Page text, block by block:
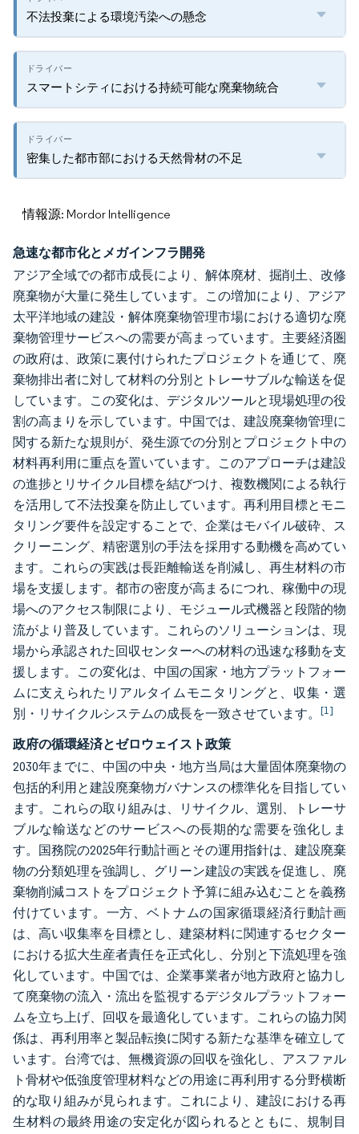
不法投棄による環境汚染への懸念
スマートシティにおける持続可能な廃棄物統合
密集した都市部における天然骨材の不足
情報源: Mordor Intelligence
急速な都市化とメガインフラ開発
アジア全域での都市成長により、解体廃材、掘削土、改修
廃棄物が大量に発生しています。この増加により、アジア
太平洋地域の建設・解体廃棄物管理市場における適切な廃
棄物管理サービスへの需要が高まっています。主要経済圏
の政府は、政策に裏付けられたプロジェクトを通じて、廃
棄物排出者に対して材料の分別とトレーサブルな輸送を促
しています。この変化は、デジタルツールと現場処理の役
割の高まりを示しています。中国では、建設廃棄物管理に
関する新たな規則が、発生源での分別とプロジェクト中の
材料再利用に重点を置いています。このアプローチは建設
の進捗とリサイクル目標を結びつけ、複数機関による執行
を活用して不法投棄を防止しています。再利用目標とモニ
タリング要件を設定することで、企業はモバイル破砕、ス
クリーニング、精密選別の手法を採用する動機を高めてい
ます。これらの実践は長距離輸送を削減し、再生材料の市
場を支援します。都市の密度が高まるにつれ、稼働中の現
場へのアクセス制限により、モジュール式機器と段階的物
流がより普及しています。これらのソリューションは、現
場から承認された回収センターへの材料の迅速な移動を支
援します。この変化は、中国の国家・地方プラットフォー
ムに支えられたリアルタイムモニタリングと、収集・選
別・リサイクルシステムの成長を一致させています。 [1]
政府の循環経済とゼロウェイスト政策
2030年までに、中国の中央・地方当局は大量固体廃棄物の
包括的利用と建設廃棄物ガバナンスの標準化を目指してい
ます。これらの取り組みは、リサイクル、選別、トレーサ
ブルな輸送などのサービスへの長期的な需要を強化しま
す。国務院の2025年行動計画とその運用指針は、建設廃棄
物の分類処理を強調し、グリーン建設の実践を促進し、廃
棄物削減コストをプロジェクト予算に組み込むことを義務
付けています。一方、ベトナムの国家循環経済行動計画
は、高い収集率を目標とし、建築材料に関連するセクター
における拡大生産者責任を正式化し、分別と下流処理を強
化しています。中国では、企業事業者が地方政府と協力し
て廃棄物の流入・流出を監視するデジタルプラットフォー
ムを立ち上げ、回収を最適化しています。これらの協力関
係は、再利用率と製品転換に関する新たな基準を確立して
います。台湾では、無機資源の回収を強化し、アスファル
ト骨材や低強度管理材料などの用途に再利用する分野横断
的な取り組みが見られます。これにより、建設における再
生材料の最終用途の安定化が図られるとともに、規制目